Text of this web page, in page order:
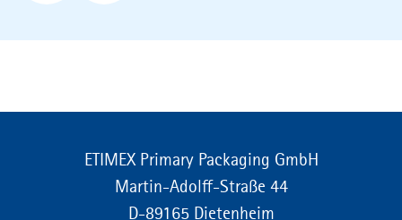
ETIMEX Primary Packaging GmbH
Martin-Adolff-Straße 44
D-89165 Dietenheim